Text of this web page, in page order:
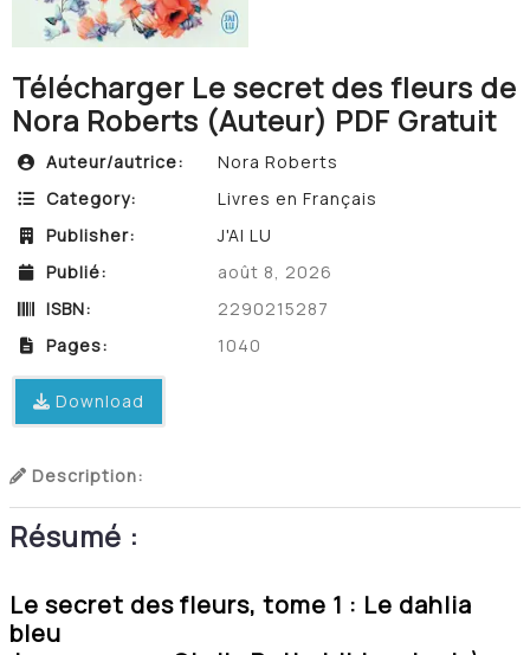
Télécharger Le secret des fleurs de
Nora Roberts (Auteur) PDF Gratuit
Auteur/autrice:
Nora Roberts
Category:
Livres en Français
Publisher:
J'AI LU
Publié:
août 8, 2026
ISBN:
2290215287
Pages:
1040
Download
Description:
Résumé :
Le secret des fleurs, tome 1 : Le dahlia
bleu